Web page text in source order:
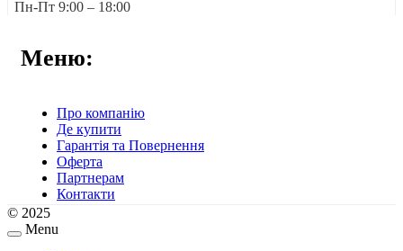
Пн-Пт 9:00 – 18:00
Меню:
Про компанію
Де купити
Гарантія та Повернення
Оферта
Партнерам
Контакти
© 2025
Menu